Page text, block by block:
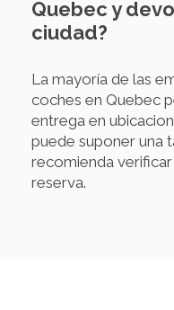
Quebec y
ciudad?
La mayoría de las
coches en Quebec
entrega en
puede suponer una
recomienda
reserva.